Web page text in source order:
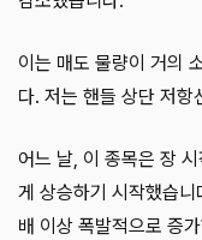
이는 매도 물량이 거의
다. 저는 핸들 상단 저항
어느 날, 이 종목은 장
게 상승하기 시작했습
배 이상 폭발적으로 증